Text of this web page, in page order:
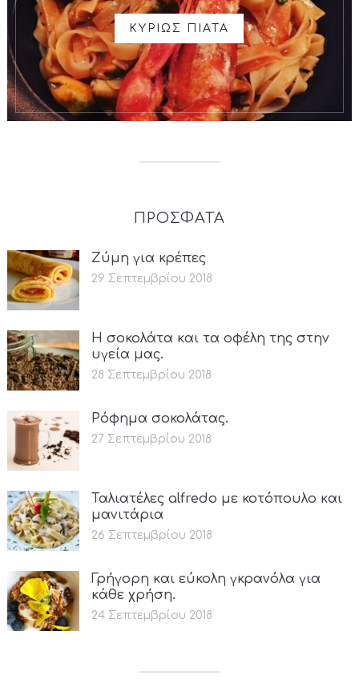
ΚΥΡΙΩΣ ΠΙΑΤΑ
ΠΡΟΣΦΑΤΑ
Ζύμη για κρέπες
29 Σεπτεμβρίου 2018
Η σοκολάτα και τα οφέλη της στην
υγεία μας.
28 Σεπτεμβρίου 2018
Ρόφημα σοκολάτας.
27 Σεπτεμβρίου 2018
Ταλιατέλες alfredo με κοτόπουλο και
μανιτάρια
26 Σεπτεμβρίου 2018
Γρήγορη και εύκολη γκρανόλα για
κάθε χρήση.
24 Σεπτεμβρίου 2018